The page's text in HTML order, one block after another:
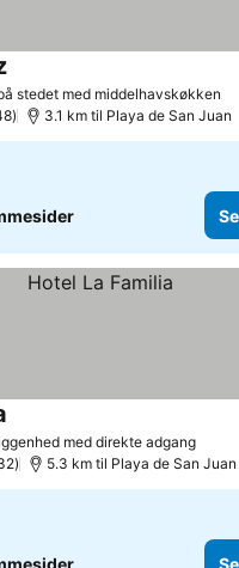
stedet med middelhavskøkken
3.1 km til Playa de San Juan
med direkte adgang
5.3 km til Playa de San Juan